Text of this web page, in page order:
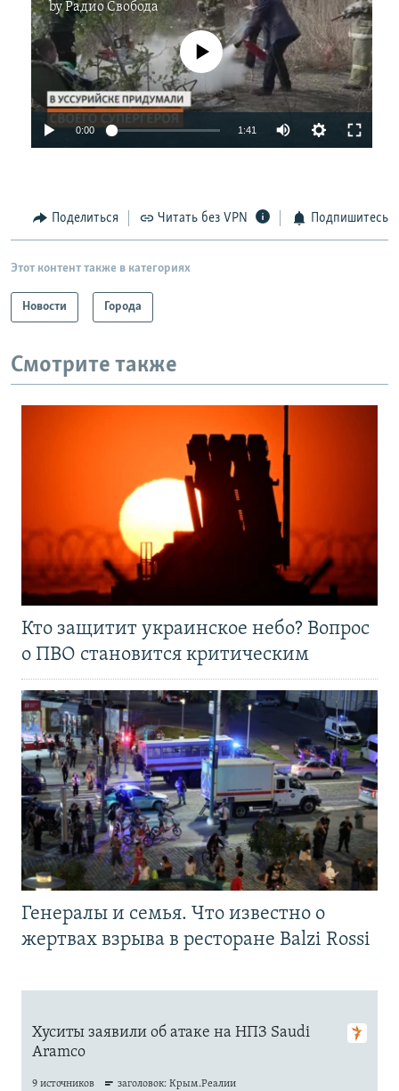
byРадио Свобода
No media source currently available
0:00 1:41
Поделиться Читать без VPN Подпишитесь
Этот контент также в категориях
Новости Города
Смотрите также
Кто защитит украинское небо? Вопрос
о ПВО становится критическим
Генералы и семья. Что известно о
жертвах взрыва в ресторане Balzi Rossi